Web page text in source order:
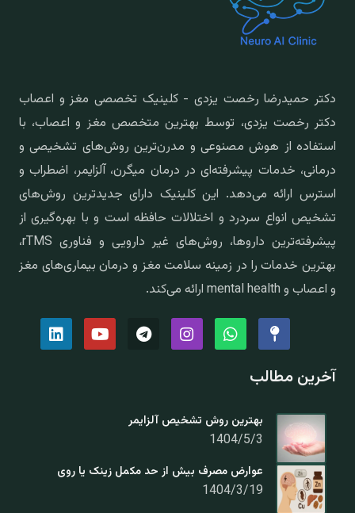
دکتر حمیدرضا رخصت یزدی - کلینیک تخصصی مغز و اعصاب
دکتر رخصت یزدی، توسط بهترین متخصص مغز و اعصاب، با
استفاده از هوش مصنوعی و مدرن‌ترین روش‌های تشخیصی و
درمانی، خدمات پیشرفته‌ای در درمان میگرن، آلزایمر، اضطراب و
استرس ارائه می‌دهد. این کلینیک دارای جدیدترین روش‌های
تشخیص انواع سردرد و اختلالات حافظه است و با بهره‌گیری از
پیشرفته‌ترین داروها، روش‌های غیر دارویی و فناوری rTMS،
بهترین خدمات را در زمینه سلامت مغز و درمان بیماری‌های مغز
و اعصاب و mental health ارائه می‌کند.
آخرین مطالب
بهترین روش تشخیص آلزایمر
1404/5/3
عوارض مصرف بیش از حد مکمل زینک یا روی
1404/3/19